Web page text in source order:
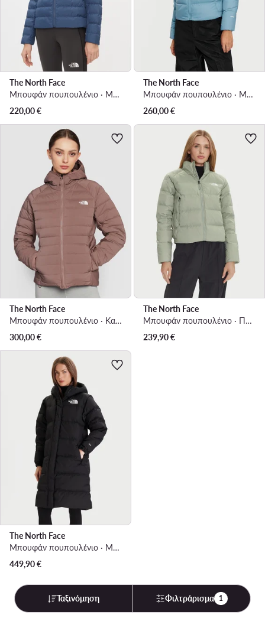
The North Face
Μπουφάν πουπουλένιο · Μπλε
220,00€
The North Face
Μπουφάν πουπουλένιο · Μπλε
260,00€
The North Face
Μπουφάν πουπουλένιο · Καφέ
300,00€
The North Face
Μπουφάν πουπουλένιο · Πράσινο
239,90€
The North Face
Μπουφάν πουπουλένιο · Μαύρο
449,90€
Ταξινόμηση Φιλτράρισμα 1